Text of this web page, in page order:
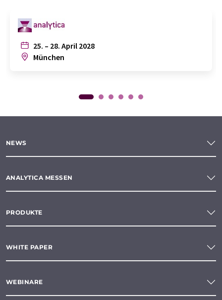
25. – 28. April 2028
München
NEWS
ANALYTICA MESSEN
PRODUKTE
WHITE PAPER
WEBINARE